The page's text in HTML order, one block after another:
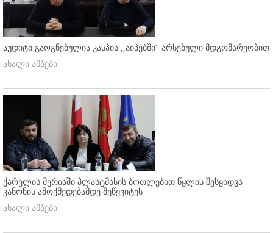
აუდიტი გაოგნებულია კასპის ,,აიპებში'' არსებული მდგომარეობით
ახალი ამბები
ქარელის მერიაში პლასტმასის ბოთლებით წყლის შესყიდვა
კანონის ამოქმედებამდე შეწყვიტეს
ახალი ამბები